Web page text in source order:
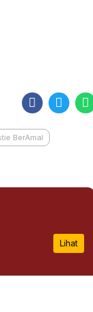
BerAmal
Lihat